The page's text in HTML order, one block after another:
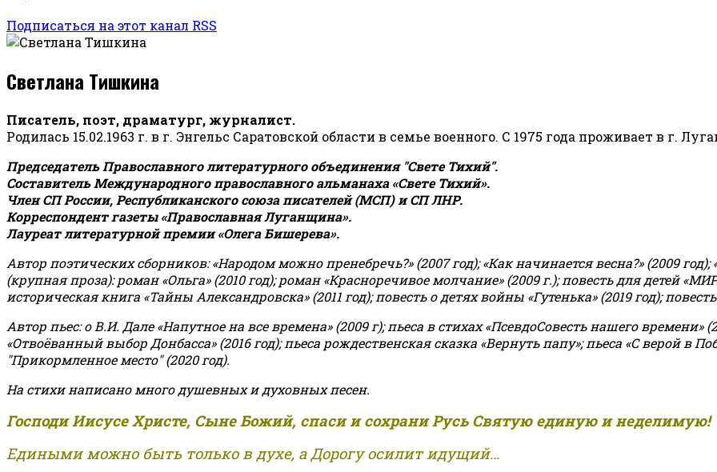
Подписаться на этот канал RSS
Светлана Тишкина
Писатель, поэт, драматург, журналист.
Родилась 15.02.1963 г. в г. Энгельс Саратовской области в семье военного. С 1975 года проживает в г.
Председатель Православного литературного объединения "Свете Тихий".
Составитель Международного православного альманаха «Свете Тихий».
Член СП России, Республиканского союза писателей (МСП) и СП ЛНР.
Корреспондент газеты «Православная Луганщина».
Лауреат литературной премии «Олега Бишерева».
Автор поэтических сборников: «Народом можно пренебречь?» (2007 год); «Как начинается весна?» (2009 год);
(крупная проза): роман «Ольга» (2010 год); роман «Красноречивое молчание» (2009 г.); повесть для детей
историческая книга «Тайны Александровска» (2011 год); повесть о детях войны «Гутенька» (2019 год);
Автор пьес: о В.И. Дале «Напутное на все времена» (2009 г); пьеса в стихах «ПсевдоСовесть нашего времени»
«Отвоёванный выбор Донбасса» (2016 год); пьеса рождественская сказка «Вернуть папу»; пьеса «С верой в
"Прикормленное место" (2020 год).
На стихи написано много душевных и духовных песен.
Господи Иисусе Христе, Сыне Божий, спаси и сохрани Русь Святую единую и неделимую!
Едиными можно быть только в духе, а Дорогу осилит идущий...